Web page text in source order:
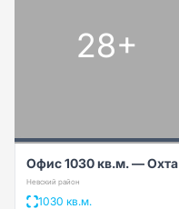
28+
Офис 1030 кв.м. — Охта
Невский район
1030 кв.м.